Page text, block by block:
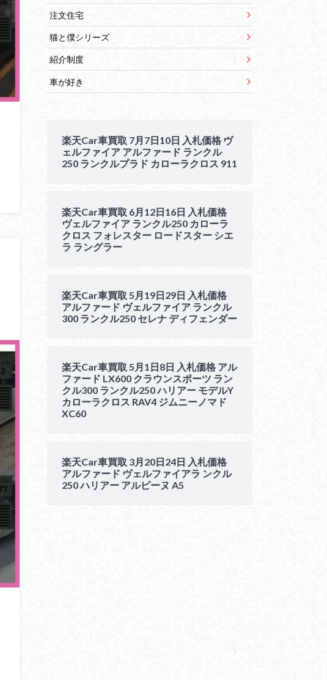
注文住宅
猫と僕シリーズ
紹介制度
車が好き
楽天Car車買取 7月7日10日 入札価格 ヴ
ェルファイア アルファード ランクル
250 ランクルプラド カローラクロス 911
楽天Car車買取 6月12日16日 入札価格
ヴェルファイア ランクル250 カローラ
クロス フォレスター ロードスター シエ
ラ ラングラー
楽天Car車買取 5月19日29日 入札価格
アルファード ヴェルファイア ランクル
300 ランクル250 セレナ ディフェンダー
楽天Car車買取 5月1日8日 入札価格 アル
ファード LX600 クラウンスポーツ ラン
クル300 ランクル250 ハリアー モデルY
カローラクロス RAV4 ジムニーノマド
XC60
楽天Car車買取 3月20日24日 入札価格
アルファード ヴェルファイアラ ンクル
250 ハリアー アルピーヌ A5